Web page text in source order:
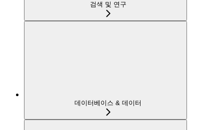
검색 및 연구
데이터베이스 & 데이터